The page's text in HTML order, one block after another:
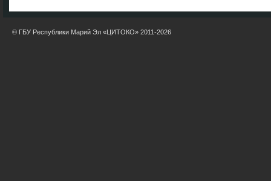
© ГБУ Республики Марий Эл «ЦИТОКО» 2011-2026